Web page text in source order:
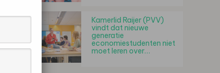
Kamerlid Raijer (PVV)
vindt dat nieuwe
generatie
economiestudenten niet
moet leren over…